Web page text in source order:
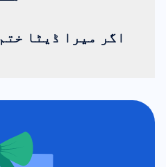
اگر میرا ڈیٹا